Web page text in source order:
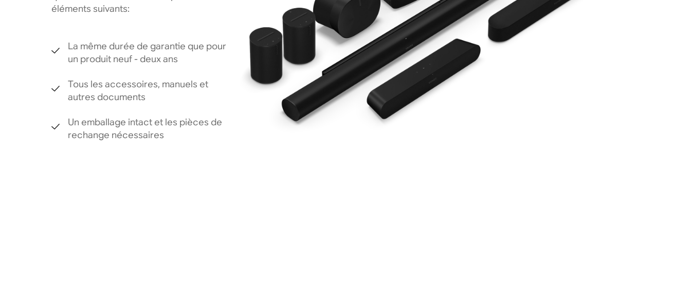
éléments suivants:
La même durée de garantie que pour
un produit neuf - deux ans
Tous les accessoires, manuels et
autres documents
Un emballage intact et les pièces de
rechange nécessaires